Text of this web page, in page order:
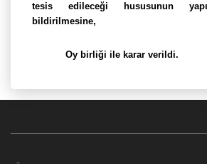
tesis edileceği hususunun
bildirilmesine,
Oy birliği ile karar verildi.